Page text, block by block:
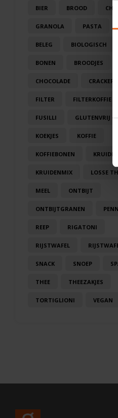
BIER BROOD
GRANOLA PASTA
BELEG BIOLOGISCH
BONEN BROODJES
CHOCOLADE CRACKERS
FILTER FILTERKOFFIE
FUSILLI GLUTENVRIJ
KOEKJES KOFFIE
KOFFIEBONEN KRUIDEN
KRUIDENMIX LOSSE
MEEL ONTBIJT
ONTBIJTGRANEN
REEP RIGATONI
RIJSTWAFEL
SNACK SNOEP
THEE THEEZAKJES
TORTIGLIONI VEGAN